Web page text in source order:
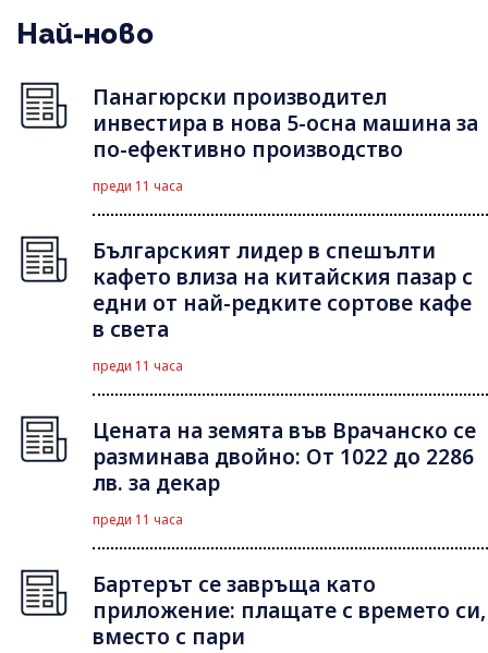
Най-ново
Панагюрски производител
инвестира в нова 5-осна машина за
по-ефективно производство
преди 11 часа
Българският лидер в спешълти
кафето влиза на китайския пазар с
едни от най-редките сортове кафе
в света
преди 11 часа
Цената на земята във Врачанско се
разминава двойно: От 1022 до 2286
лв. за декар
преди 11 часа
Бартерът се завръща като
приложение: плащате с времето си,
вместо с пари